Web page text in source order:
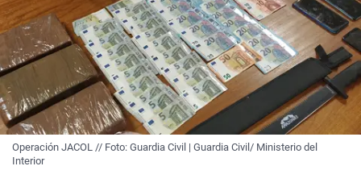
Operación JACOL // Foto: Guardia Civil | Guardia Civil/ Ministerio del
Interior